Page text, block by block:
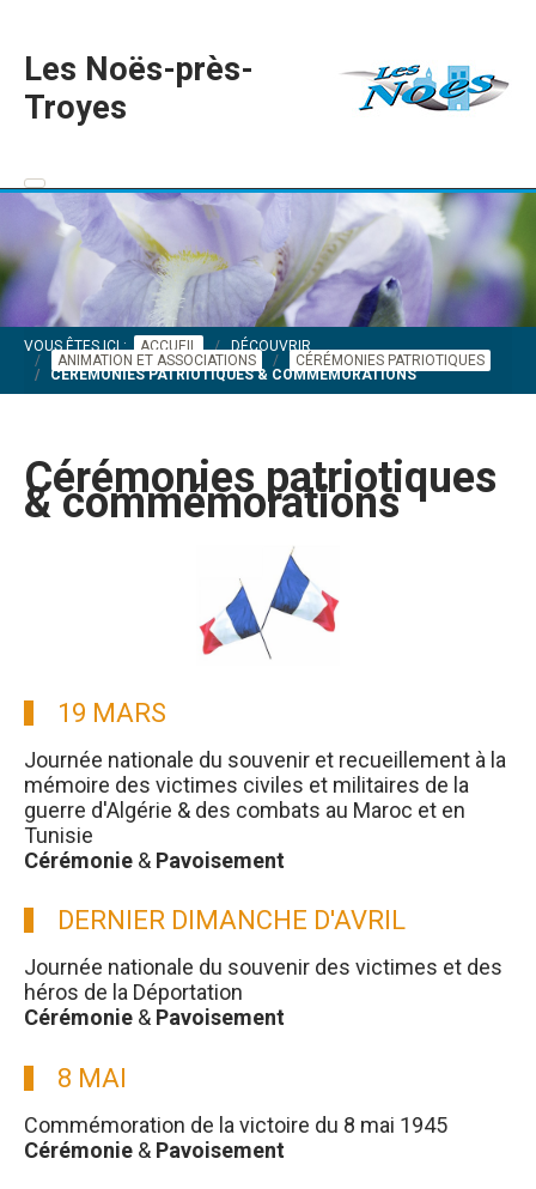
Les Noës-près-
Troyes
VOUS ÊTES ICI : ACCUEIL
DÉCOUVRIR
ANIMATION ET ASSOCIATIONS
CÉRÉMONIES PATRIOTIQUES
CÉRÉMONIES PATRIOTIQUES & COMMÉMORATIONS
Cérémonies patriotiques
& commémorations
19 MARS
Journée nationale du souvenir et recueillement à la
mémoire des victimes civiles et militaires de la
guerre d'Algérie & des combats au Maroc et en
Tunisie
Cérémonie & Pavoisement
DERNIER DIMANCHE D'AVRIL
Journée nationale du souvenir des victimes et des
héros de la Déportation
Cérémonie & Pavoisement
8 MAI
Commémoration de la victoire du 8 mai 1945
Cérémonie & Pavoisement